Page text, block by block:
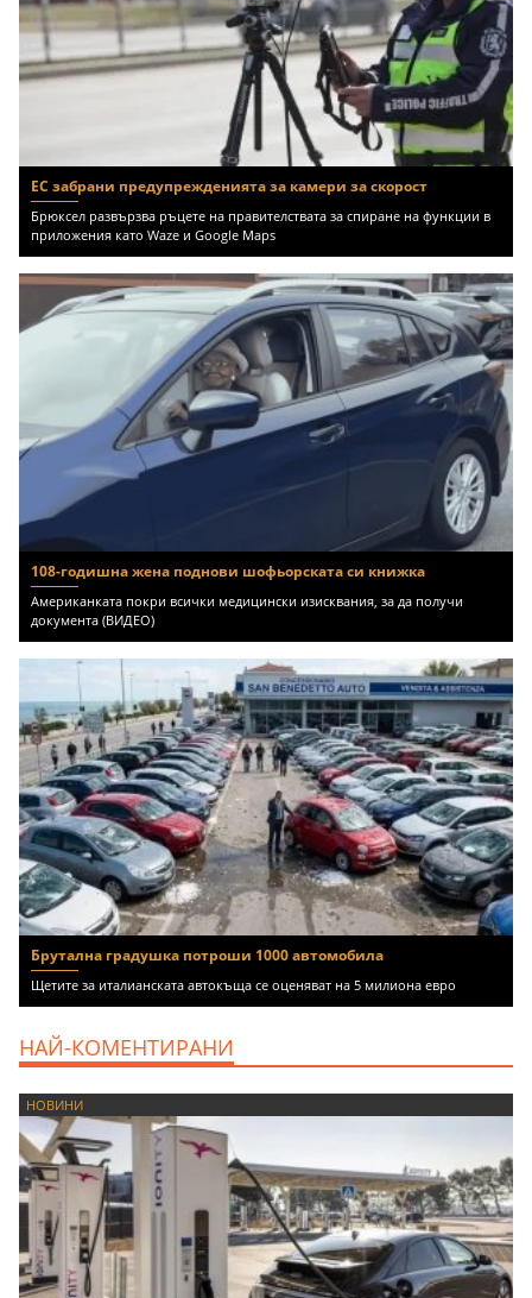
ЕС забрани предупрежденията за камери за скорост
Брюксел развързва ръцете на правителствата за спиране на функции в
приложения като Waze и Google Maps
108-годишна жена поднови шофьорската си книжка
Американката покри всички медицински изисквания, за да получи
документа (ВИДЕО)
Брутална градушка потроши 1000 автомобила
Щетите за италианската автокъща се оценяват на 5 милиона евро
НАЙ-КОМЕНТИРАНИ
НОВИНИ